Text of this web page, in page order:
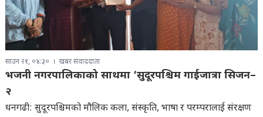
साउन २१, ०४:३० खबर संवाददाता
भजनी नगरपालिकाको साथमा ‘सुदूरपश्चिम गाईजात्रा सिजन–
२
धनगढी: सुदूरपश्चिमको मौलिक कला, संस्कृति, भाषा र परम्परालाई संरक्षण